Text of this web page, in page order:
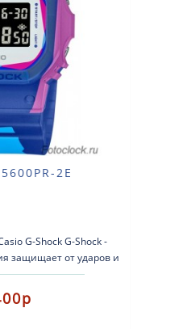
2E
G-Shock G-Shock -
защищает от ударов и
Кварце..